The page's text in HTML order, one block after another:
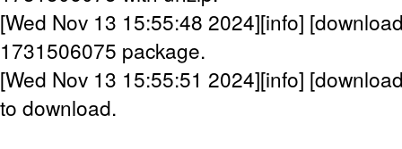
[Wed Nov 13 15:55:48 2024][info]
1731506075 package.
[Wed Nov 13 15:55:51 2024][info]
to download.